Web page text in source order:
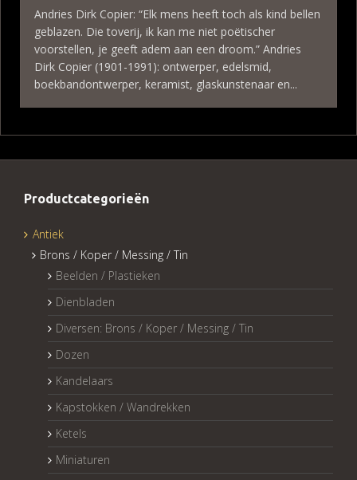
Andries Dirk Copier: “Elk mens heeft toch als kind bellen
geblazen. Die toverij, ik kan me niet poëtischer
voorstellen, je geeft adem aan een droom.” Andries
Dirk Copier (1901-1991): ontwerper, edelsmid,
boekbandontwerper, keramist, glaskunstenaar en...
Productcategorieën
Antiek
Brons / Koper / Messing / Tin
Beelden / Plastieken
Dienbladen
Diversen: Brons / Koper / Messing / Tin
Dozen
Kandelaars
Kapstokken / Wandrekken
Ketels
Miniaturen